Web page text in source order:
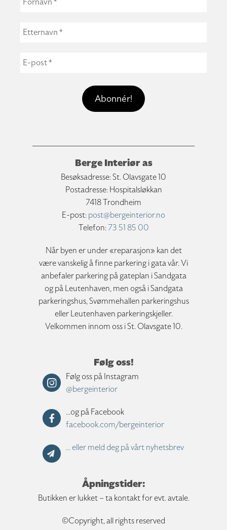
Berge Interiør as
Besøksadresse: St. Olavsgate 10
Postadresse: Hospitalsløkkan
7418 Trondheim
E-post:post@bergeinterior.no
Telefon:73 51 85 00
Når byen er under «reparasjon» kan det
være vanskelig å finne parkering i gata vår. Vi
anbefaler parkering på gateplan i Sandgata
og på Leutenhaven, men også i Sandgata
parkeringshus, Svømmehallen parkeringshus
eller Leutenhaven parkeringskjeller.
Velkommen innom oss i St. Olavsgate 10.
Følg oss!
Følg oss på Instagram
@bergeinterior
...og på Facebook
facebook.com/bergeinterior
... eller meld deg på vårt nyhetsbrev
Åpningstider:
Butikken er lukket – ta kontakt for evt. avtale.
©Copyright, all rights reserved